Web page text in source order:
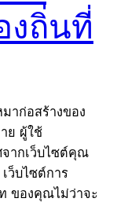
งถิ่นที่
าก่อสร้างของ
ย ผู้ใช้
ากเว็บไซต์คุณ
ว็บไซต์การ
ของคุณไม่ว่าจะ